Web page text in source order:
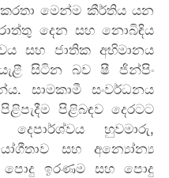
මෙන්ම කීර්තිය යන
දෙන සහ නොබිඳිය
සහ ජාතික අභිමානය
සිටින බව ෂී ජින්පිං
සාමකාමී සංවර්ධනය
පිළිබඳව දෙරටට
හුවමාරු,
සහ අන්‍යෝන්‍ය
ඉරණම සහ පොදු